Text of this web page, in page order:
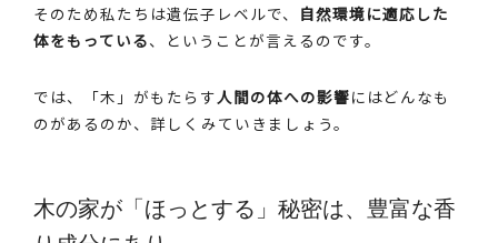
そのため私たちは遺伝子レベルで、 自然環境に適応した
体をもっている、ということが言えるのです。
では、「木」がもたらす人間の体への影響にはどんなも
のがあるのか、詳しくみていきましょう。
木の家が「ほっとする」秘密は、豊富な香